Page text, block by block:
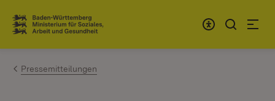
Zum Inhalt springen
Link zur Startseite
Pressemitteilungen